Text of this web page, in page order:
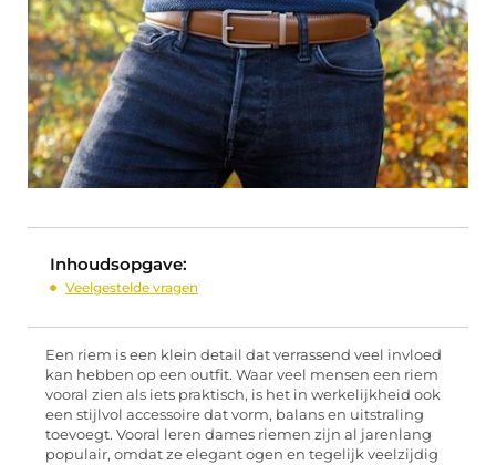
Inhoudsopgave:
Veelgestelde vragen
Een riem is een klein detail dat verrassend veel invloed
kan hebben op een outfit. Waar veel mensen een riem
vooral zien als iets praktisch, is het in werkelijkheid ook
een stijlvol accessoire dat vorm, balans en uitstraling
toevoegt. Vooral leren dames riemen zijn al jarenlang
populair, omdat ze elegant ogen en tegelijk veelzijdig